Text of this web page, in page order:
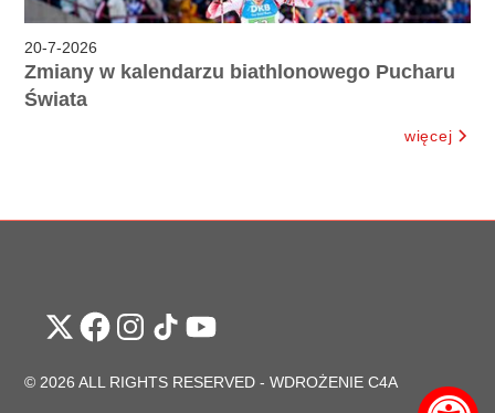
20-7-2026
Zmiany w kalendarzu biathlonowego Pucharu
Świata
więcej
© 2026 ALL RIGHTS RESERVED -WDROŻENIE C4A